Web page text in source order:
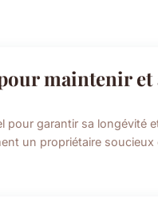
maintenir
pour garantir sa longévité
un propriétaire soucieux